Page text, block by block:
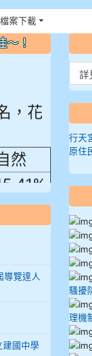
檔案下載
～！
，花
然
導覽達人
國中學
行天
原住
騷擾
理機